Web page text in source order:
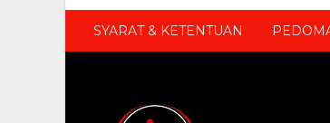
SYARAT & KETENTUAN